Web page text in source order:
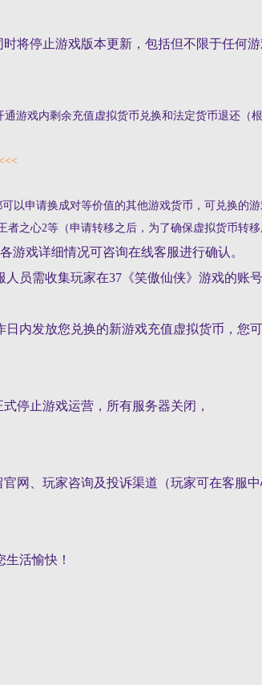
将停止游戏版本更新，包括但不限于任何游
通游戏内剩余充值虚拟货币兑换和法定货币退还（
申请换成对等价值的其他游戏货币，可兑换的
之心2等（申请转移之后，为了确保虚拟货币转
戏详细情况可咨询在线客服进行确认。
员需收集玩家在37《笑傲仙侠》游戏的账
发放您兑换的新游戏充值虚拟货币，您可
式停止游戏运营，所有服务器关闭，
官网、玩家咨询及投诉渠道（玩家可在客服中
活愉快！